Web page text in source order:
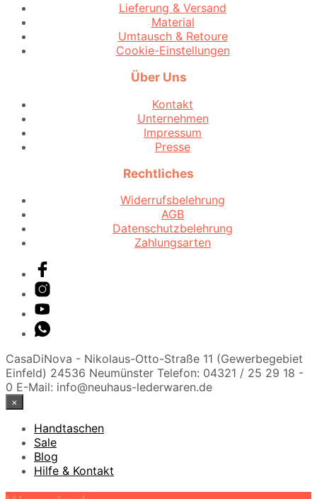
Lieferung & Versand
Material
Umtausch & Retoure
Cookie-Einstellungen
Über Uns
Kontakt
Unternehmen
Impressum
Presse
Rechtliches
Widerrufsbelehrung
AGB
Datenschutzbelehrung
Zahlungsarten
CasaDiNova - Nikolaus-Otto-Straße 11 (Gewerbegebiet
Einfeld) 24536 Neumünster Telefon: 04321 / 25 29 18 -
0 E-Mail: info@neuhaus-lederwaren.de
×
Handtaschen
Sale
Blog
Hilfe & Kontakt